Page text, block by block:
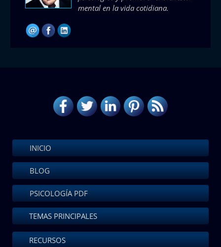
mental en la vida cotidiana.
INICIO
BLOG
PSICOLOGÍA PDF
TEMAS PRINCIPALES
RECURSOS